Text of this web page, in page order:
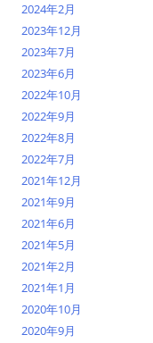
2024年2月
2023年12月
2023年7月
2023年6月
2022年10月
2022年9月
2022年8月
2022年7月
2021年12月
2021年9月
2021年6月
2021年5月
2021年2月
2021年1月
2020年10月
2020年9月